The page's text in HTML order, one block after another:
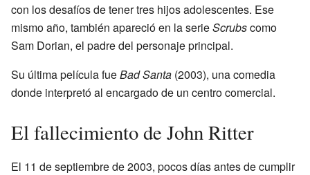
con los desafíos de tener tres hijos adolescentes. Ese
mismo año, también apareció en la serieScrubscomo
Sam Dorian, el padre del personaje principal.
Su última película fueBad Santa (2003), una comedia
donde interpretó al encargado de un centro comercial.
El fallecimiento de John Ritter
El 11 de septiembre de 2003, pocos días antes de cumplir